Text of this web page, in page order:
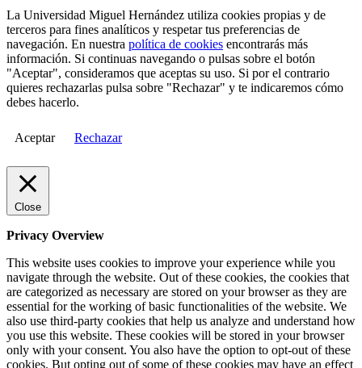
La Universidad Miguel Hernández utiliza cookies propias y de
terceros para fines analíticos y respetar tus preferencias de
navegación. En nuestra política de cookies encontrarás más
información. Si continuas navegando o pulsas sobre el botón
"Aceptar", consideramos que aceptas su uso. Si por el contrario
quieres rechazarlas pulsa sobre "Rechazar" y te indicaremos cómo
debes hacerlo.
Aceptar Rechazar
Close
Privacy Overview
This website uses cookies to improve your experience while you
navigate through the website. Out of these cookies, the cookies that
are categorized as necessary are stored on your browser as they are
essential for the working of basic functionalities of the website. We
also use third-party cookies that help us analyze and understand how
you use this website. These cookies will be stored in your browser
only with your consent. You also have the option to opt-out of these
cookies. But opting out of some of these cookies may have an effect